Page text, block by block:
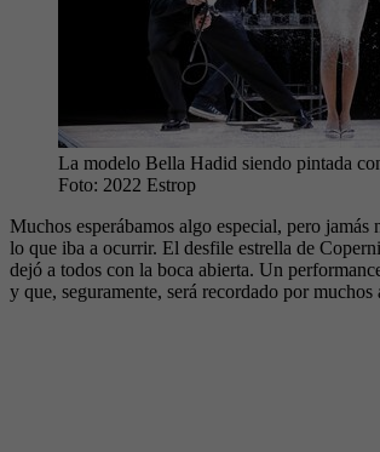
La modelo Bella Hadid siendo pintada
Foto: 2022 Estrop
Muchos esperábamos algo especial, pero jamás
lo que iba a ocurrir. El desfile estrella de
dejó a todos con la boca abierta. Un
y que, seguramente, será recordado por muchos